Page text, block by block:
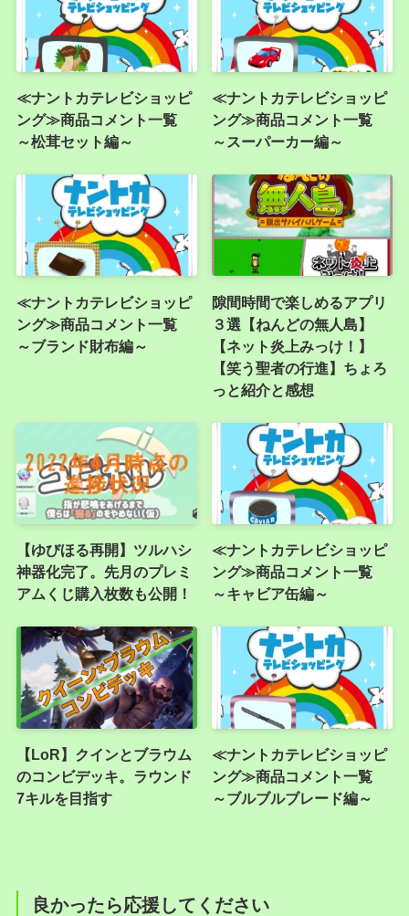
≪ナントカテレビショッピ
ング≫商品コメント一覧
～松茸セット編～
≪ナントカテレビショッピ
ング≫商品コメント一覧
～スーパーカー編～
≪ナントカテレビショッピ
ング≫商品コメント一覧
～ブランド財布編～
隙間時間で楽しめるアプリ
３選【ねんどの無人島】
【ネット炎上みっけ！】
【笑う聖者の行進】ちょろ
っと紹介と感想
【ゆびほる再開】ツルハシ
神器化完了。先月のプレミ
アムくじ購入枚数も公開！
≪ナントカテレビショッピ
ング≫商品コメント一覧
～キャビア缶編～
【LoR】クインとブラウム
のコンビデッキ。ラウンド
7キルを目指す
≪ナントカテレビショッピ
ング≫商品コメント一覧
～ブルブルブレード編～
良かったら応援してください